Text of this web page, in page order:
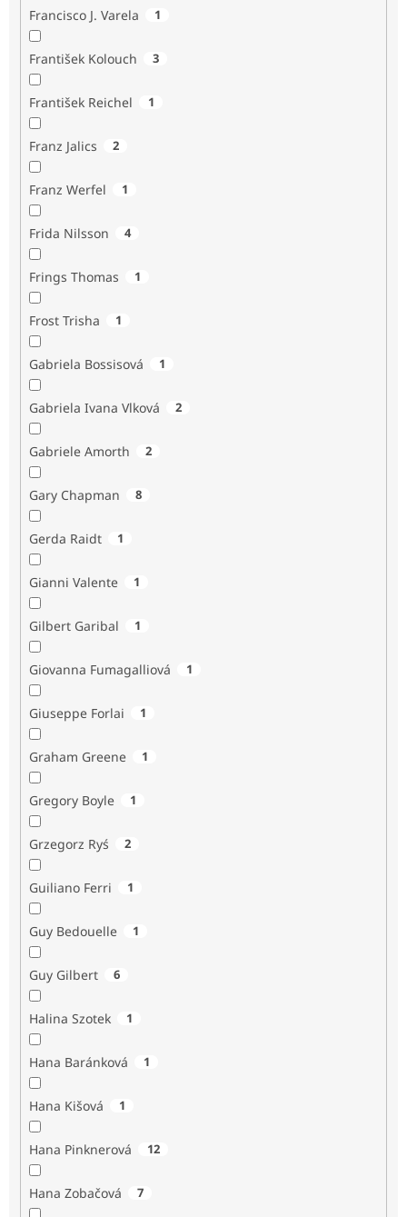
Francisco J. Varela 1
František Kolouch 3
František Reichel 1
Franz Jalics 2
Franz Werfel 1
Frida Nilsson 4
Frings Thomas 1
Frost Trisha 1
Gabriela Bossisová 1
Gabriela Ivana Vlková 2
Gabriele Amorth 2
Gary Chapman 8
Gerda Raidt 1
Gianni Valente 1
Gilbert Garibal 1
Giovanna Fumagalliová 1
Giuseppe Forlai 1
Graham Greene 1
Gregory Boyle 1
Grzegorz Ryś 2
Guiliano Ferri 1
Guy Bedouelle 1
Guy Gilbert 6
Halina Szotek 1
Hana Baránková 1
Hana Kišová 1
Hana Pinknerová 12
Hana Zobačová 7